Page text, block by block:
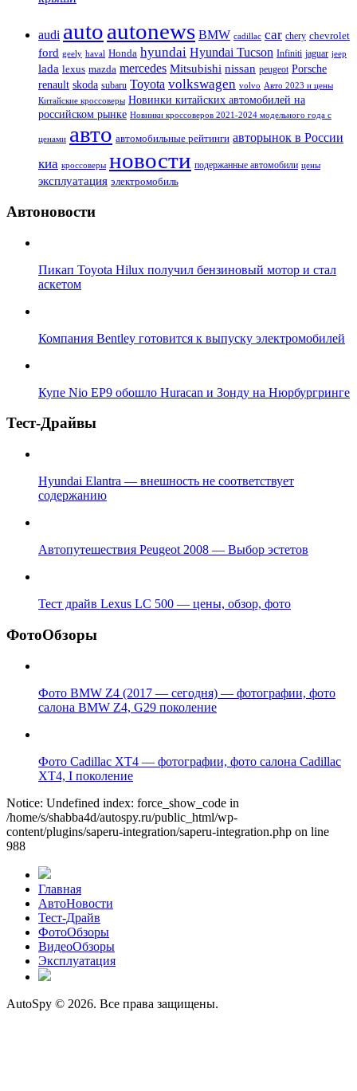
audi autoautonews BMW cadillac car chery chevrolet
ford geely haval Honda hyundai Hyundai Tucson Infiniti jaguar jeep
lada lexus mazda mercedes Mitsubishi nissan peugeot Porsche
renault skoda subaru Toyota volkswagen volvo Авто 2023 и цены
Китайские кроссоверы Новинки китайских автомобилей на
российском рынке Новинки кроссоверов 2021-2024 модельного года с
ценами авто автомобильные рейтинги авторынок в России
киа кроссоверы новости подержанные автомобили цены
эксплуатация электромобиль
Автоновости
Пикап Toyota Hilux получил бензиновый мотор и стал
аскетом
Компания Bentley готовится к выпуску электромобилей
Купе Nio EP9 обошло Huracan и Зонду на Нюрбургринге
Тест-Драйвы
Hyundai Elantra — внешность не соответствует
содержанию
Автопутешествия Peugeot 2008 — Выбор эстетов
Тест драйв Lexus LC 500 — цены, обзор, фото
ФотоОбзоры
Фото BMW Z4 (2017 — сегодня) — фотографии, фото
салона BMW Z4, G29 поколение
Фото Cadillac XT4 — фотографии, фото салона Cadillac
XT4, I поколение
Notice: Undefined index: force_show_code in
/home/s/shabba4d/autospy.ru/public_html/wp-
content/plugins/saperu-integration/saperu-integration.php on line
988
Главная
АвтоНовости
Тест-Драйв
ФотоОбзоры
ВидеоОбзоры
Эксплуатация
AutoSpy © 2026. Все права защищены.